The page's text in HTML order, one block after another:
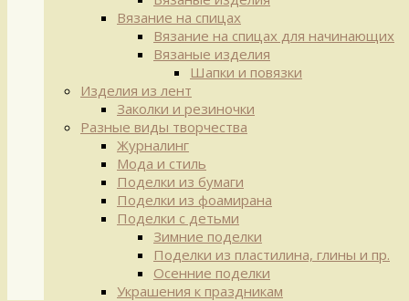
Вязание на спицах
Вязание на спицах для начинающих
Вязаные изделия
Шапки и повязки
Изделия из лент
Заколки и резиночки
Разные виды творчества
Журналинг
Мода и стиль
Поделки из бумаги
Поделки из фоамирана
Поделки с детьми
Зимние поделки
Поделки из пластилина, глины и пр.
Осенние поделки
Украшения к праздникам